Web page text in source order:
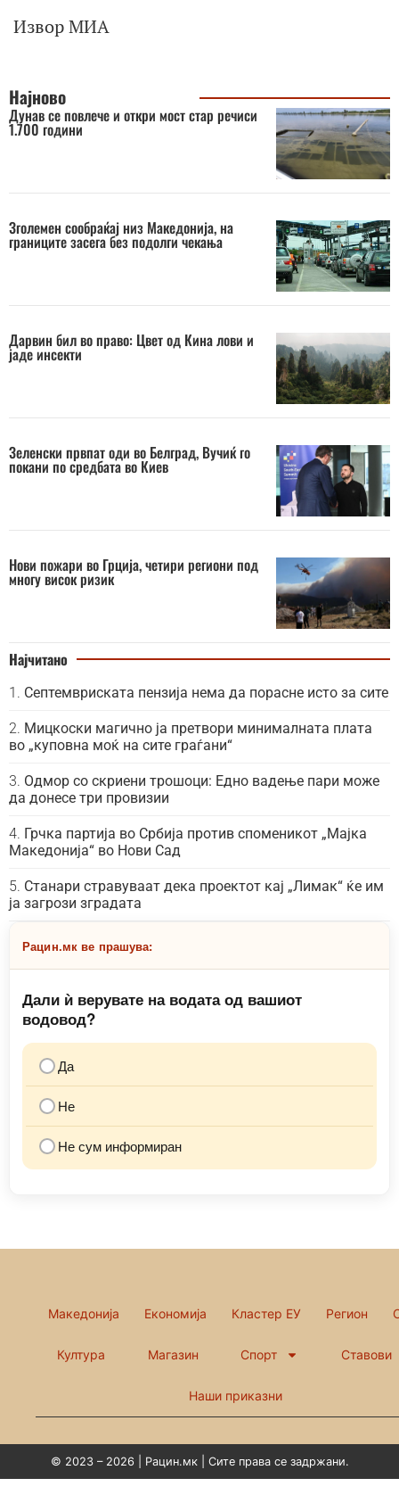
Извор МИА
Најново
Дунав се повлече и откри мост стар речиси
1.700 години
Зголемен сообраќај низ Македонија, на
границите засега без подолги чекања
Дарвин бил во право: Цвет од Кина лови и
јаде инсекти
Зеленски првпат оди во Белград, Вучиќ го
покани по средбата во Киев
Нови пожари во Грција, четири региони под
многу висок ризик
Најчитано
Септемвриската пензија нема да порасне исто за сите
Мицкоски магично ја претвори минималната плата
во „куповна моќ на сите граѓани“
Одмор со скриени трошоци: Едно вадење пари може
да донесе три провизии
Грчка партија во Србија против споменикот „Мајка
Македонија“ во Нови Сад
Станари стравуваат дека проектот кај „Лимак“ ќе им
ја загрози зградата
Рацин.мк ве прашува:
Дали ѝ верувате на водата од вашиот
водовод?
Да
Не
Не сум информиран
Македонија Економија Кластер ЕУ Регион
Култура Магазин Спорт Ставови
Наши приказни
© 2023 – 2026 | Рацин.мк | Сите права се задржани.